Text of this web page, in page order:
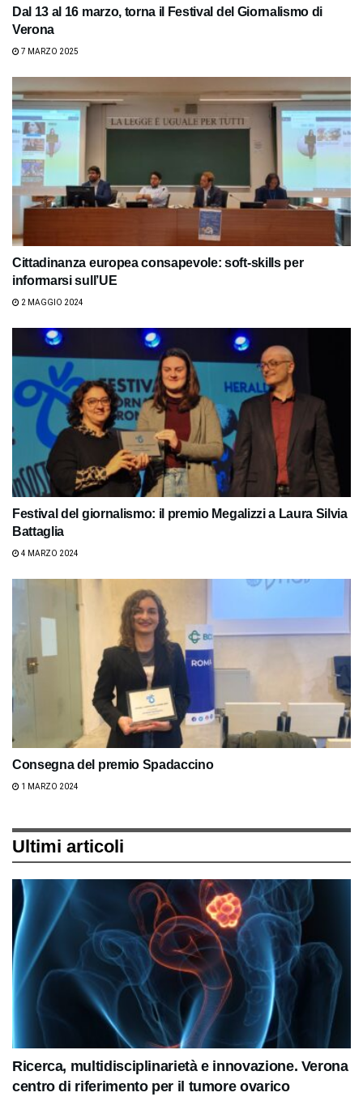
Dal 13 al 16 marzo, torna il Festival del Giornalismo di
Verona
7 MARZO 2025
Cittadinanza europea consapevole: soft-skills per
informarsi sull’UE
2 MAGGIO 2024
Festival del giornalismo: il premio Megalizzi a Laura Silvia
Battaglia
4 MARZO 2024
Consegna del premio Spadaccino
1 MARZO 2024
Ultimi articoli
Ricerca, multidisciplinarietà e innovazione. Verona
centro di riferimento per il tumore ovarico